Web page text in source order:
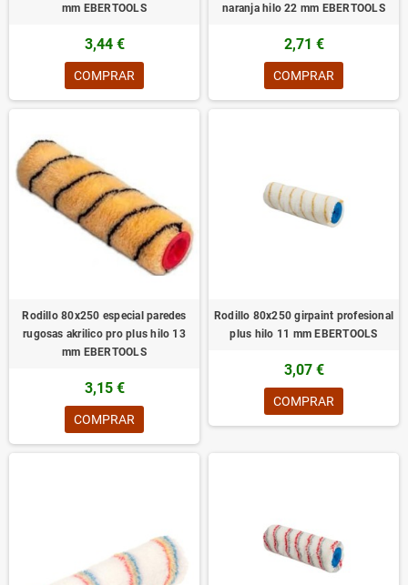
mm EBERTOOLS
3,44 €
COMPRAR
naranja hilo 22 mm EBERTOOLS
2,71 €
COMPRAR
Rodillo 80x250 especial paredes
rugosas akrilico pro plus hilo 13
mm EBERTOOLS
3,15 €
COMPRAR
Rodillo 80x250 girpaint profesional
plus hilo 11 mm EBERTOOLS
3,07 €
COMPRAR